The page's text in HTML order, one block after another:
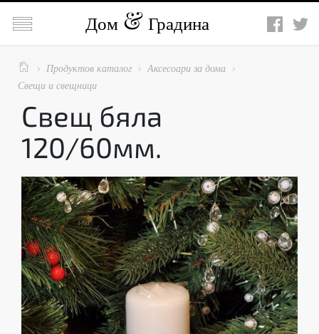
 Дом Градина
  Продуктов каталог  Аксесоари за дома 
Свещи и свещници
Свещ бяла
120/60мм.